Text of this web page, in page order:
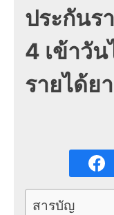
ประกันร
4 เข้าวั
รายได้ย
สารบัญ